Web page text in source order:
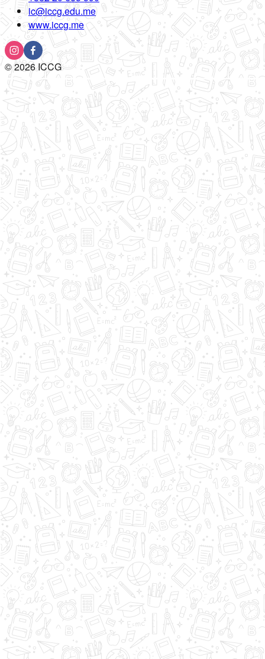
ic@iccg.edu.me
www.iccg.me
©2026ICCG